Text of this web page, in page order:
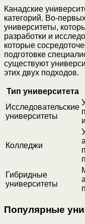
Канадские
категорий. Во-
университеты,
разработки и
которые
подготовке
существуют
этих двух подходов.
Тип университета
Исследовательские
университеты
Колледжи
Гибридные
университеты
Популярные